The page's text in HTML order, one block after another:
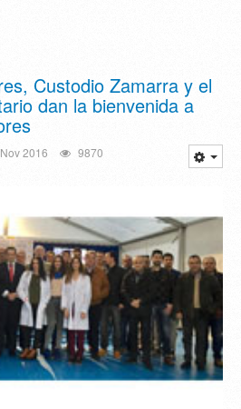
Custodio Zamarra y el
dan la bienvenida a
2016 9870